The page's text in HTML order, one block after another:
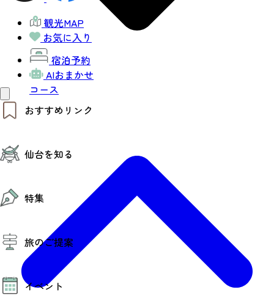
おすすめリンク
モデルコース
お得なチケット
仙台を知る
エリアガイド
復興に向けて
仙台観光PR動画ライブラリー
仙台から行く東北周遊旅
伝統的工芸品
特集
夜時間トピックス
旅のご提案
モデルコース
AIおまかせコース
イベント
観光MAP
お気に入り
宿泊予約
AIおまかせ
コース